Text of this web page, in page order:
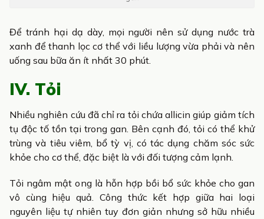
Để tránh hại dạ dày, mọi người nên sử dụng nước trà
xanh để thanh lọc cơ thể với liều lượng vừa phải và nên
uống sau bữa ăn ít nhất 30 phút.
IV. Tỏi
Nhiều nghiên cứu đã chỉ ra tỏi chứa allicin giúp giảm tích
tụ độc tố tồn tại trong gan. Bên cạnh đó, tỏi có thể khử
trùng và tiêu viêm, bổ tỳ vị, có tác dụng chăm sóc sức
khỏe cho cơ thể, đặc biệt là với đối tượng cảm lạnh.
Tỏi ngâm mật ong là hỗn hợp bồi bổ sức khỏe cho gan
vô cùng hiệu quả. Công thức kết hợp giữa hai loại
nguyên liệu tự nhiên tuy đơn giản nhưng sở hữu nhiều